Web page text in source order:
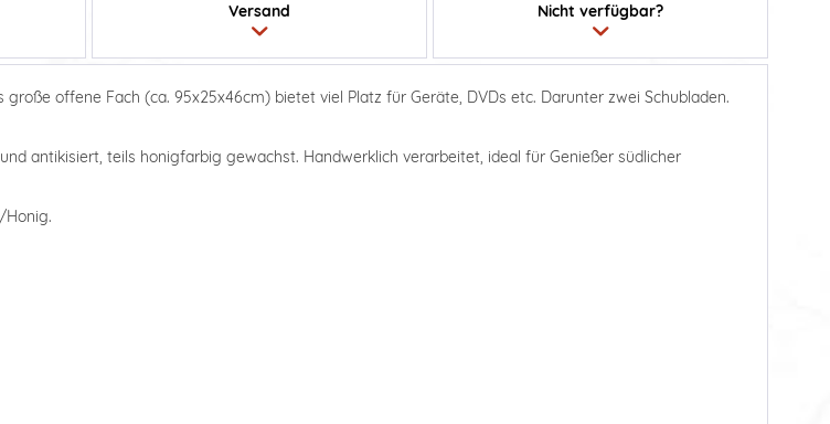
Versand Nicht verfügbar?
offene Fach (ca. 95x25x46cm) bietet viel Platz für Geräte, DVDs etc. Darunter zwei Schubladen.
antikisiert, teils honigfarbig gewachst. Handwerklich verarbeitet, ideal für Genießer südlicher
Honig.